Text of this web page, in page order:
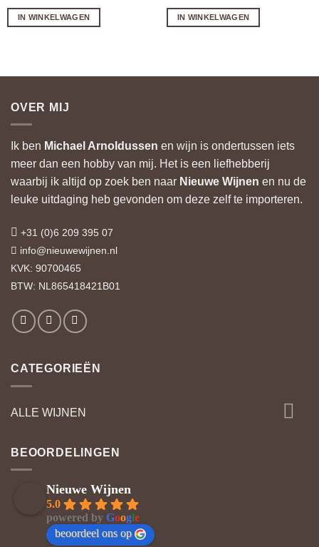
IN WINKELWAGEN IN WINKELWAGEN
OVER MIJ
Ik ben Michael Arnoldussen en wijn is ondertussen iets
meer dan een hobby van mij. Het is een liefhebberij
waarbij ik altijd op zoek ben naar Nieuwe Wijnen en nu de
leuke uitdaging heb gevonden om deze zelf te importeren.
+31 (0)6 209 395 07
info@nieuwewijnen.nl
KVK: 90700465
BTW: NL865418421B01
CATEGORIEËN
ALLE WIJNEN
BEOORDELINGEN
Nieuwe Wijnen
5.0
powered by Google
beoordeel ons op